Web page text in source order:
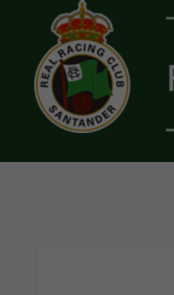
Skip to main content